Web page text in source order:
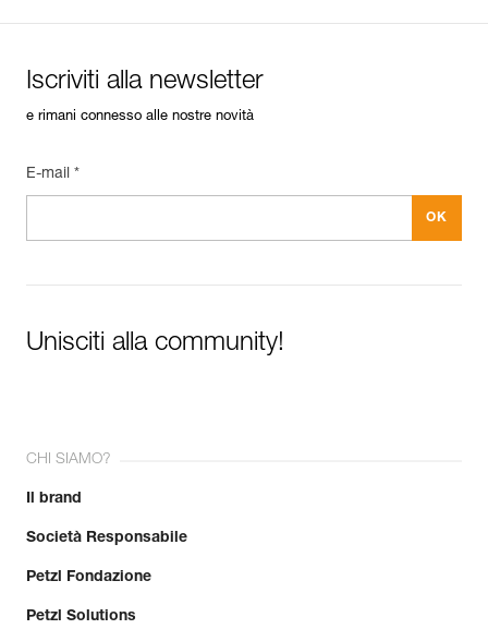
Iscriviti alla newsletter
e rimani connesso alle nostre novità
E-mail *
Unisciti alla community!
CHI SIAMO?
Il brand
Società Responsabile
Petzl Fondazione
Petzl Solutions